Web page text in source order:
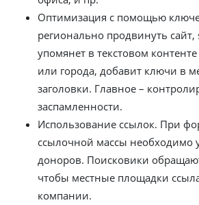
Оптимизация с помощью
регионально продвинуть сайт,
упомянет в текстовом
или города, добавит ключи в
заголовки. Главное –
заспамленности.
Использование ссылок. При
ссылочной массы необходимо
доноров. Поисковики
чтобы местные площадки
компании.